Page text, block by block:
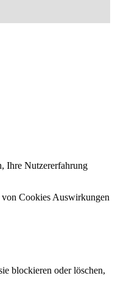
Ihre Nutzererfahrung
von Cookies Auswirkungen
blockieren oder löschen,